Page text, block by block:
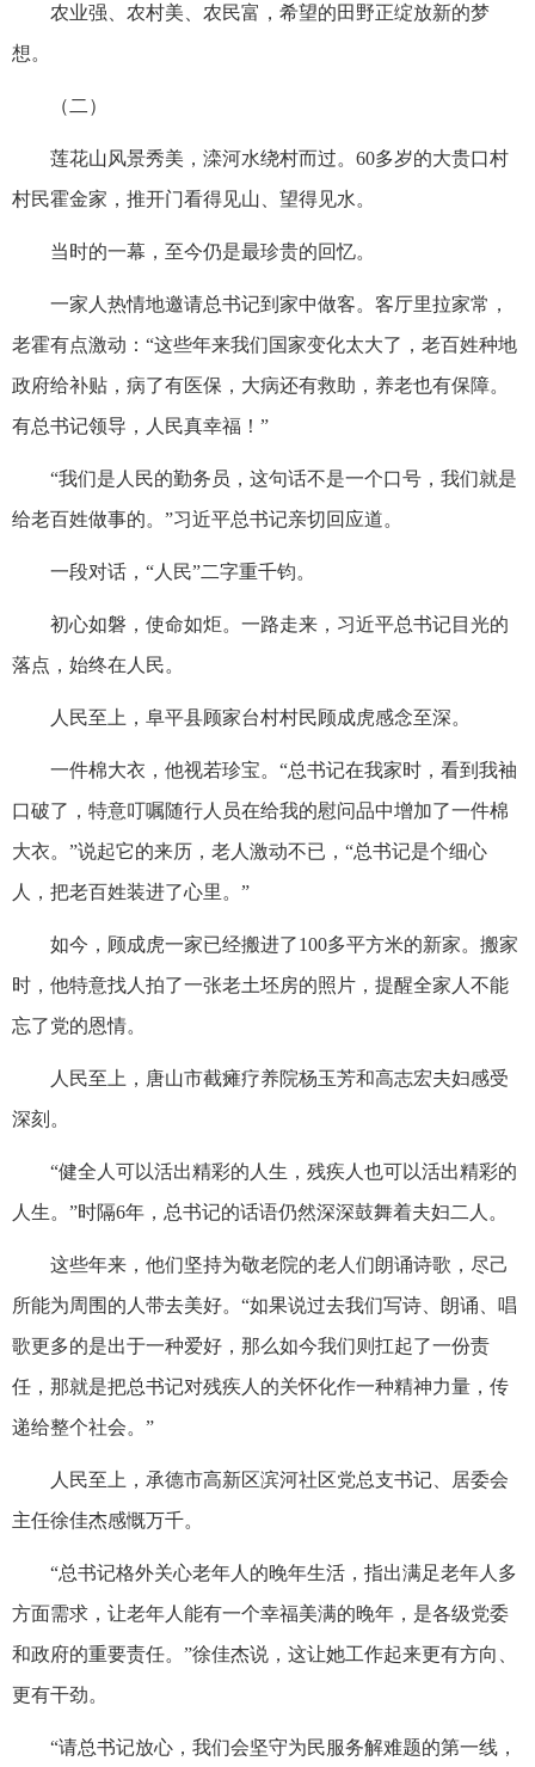
农业强、农村美、农民富，希望的田野正绽放新的梦
想。
（二）
莲花山风景秀美，滦河水绕村而过。60多岁的大贵口村
村民霍金家，推开门看得见山、望得见水。
当时的一幕，至今仍是最珍贵的回忆。
一家人热情地邀请总书记到家中做客。客厅里拉家常，
老霍有点激动：“这些年来我们国家变化太大了，老百姓种地
政府给补贴，病了有医保，大病还有救助，养老也有保障。
有总书记领导，人民真幸福！”
“我们是人民的勤务员，这句话不是一个口号，我们就是
给老百姓做事的。”习近平总书记亲切回应道。
一段对话，“人民”二字重千钧。
初心如磐，使命如炬。一路走来，习近平总书记目光的
落点，始终在人民。
人民至上，阜平县顾家台村村民顾成虎感念至深。
一件棉大衣，他视若珍宝。“总书记在我家时，看到我袖
口破了，特意叮嘱随行人员在给我的慰问品中增加了一件棉
大衣。”说起它的来历，老人激动不已，“总书记是个细心
人，把老百姓装进了心里。”
如今，顾成虎一家已经搬进了100多平方米的新家。搬家
时，他特意找人拍了一张老土坯房的照片，提醒全家人不能
忘了党的恩情。
人民至上，唐山市截瘫疗养院杨玉芳和高志宏夫妇感受
深刻。
“健全人可以活出精彩的人生，残疾人也可以活出精彩的
人生。”时隔6年，总书记的话语仍然深深鼓舞着夫妇二人。
这些年来，他们坚持为敬老院的老人们朗诵诗歌，尽己
所能为周围的人带去美好。“如果说过去我们写诗、朗诵、唱
歌更多的是出于一种爱好，那么如今我们则扛起了一份责
任，那就是把总书记对残疾人的关怀化作一种精神力量，传
递给整个社会。”
人民至上，承德市高新区滨河社区党总支书记、居委会
主任徐佳杰感慨万千。
“总书记格外关心老年人的晚年生活，指出满足老年人多
方面需求，让老年人能有一个幸福美满的晚年，是各级党委
和政府的重要责任。”徐佳杰说，这让她工作起来更有方向、
更有干劲。
“请总书记放心，我们会坚守为民服务解难题的第一线，